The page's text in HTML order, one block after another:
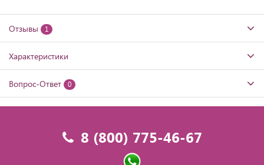
Отзывы 1
Характеристики
Вопрос-Ответ 0
8 (800) 775-46-67